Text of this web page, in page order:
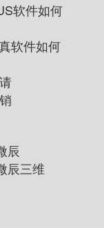
软件如何
软件如何
辰
辰三维